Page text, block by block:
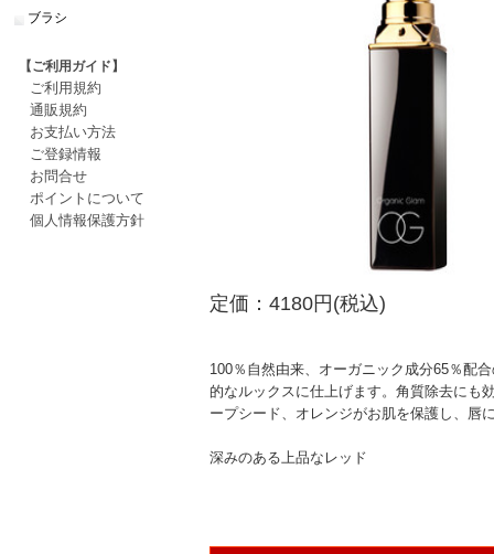
定価：4180円(税込)
100％自然由来、オーガニック成分65％配
的なルックスに仕上げます。角質除去にも
ープシード、オレンジがお肌を保護し、唇
深みのある上品なレッド
ブラシ
【ご利用ガイド】
ご利用規約
通販規約
お支払い方法
ご登録情報
お問合せ
ポイントについて
個人情報保護方針